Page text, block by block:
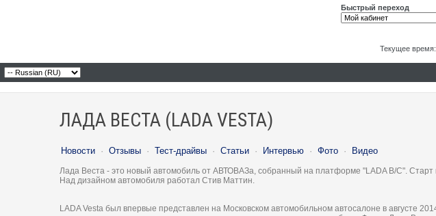
Быстрый переход
Текущее время:
ЛАДА ВЕСТА (LADA VESTA)
Новости · Отзывы · Тест-драйвы · Статьи · Интервью · Фото · Видео
Лада Веста - это новый автомобиль от АВТОВАЗа, собранный на платформе "LADA B/C". Старт
Над дизайном автомобиля работал Стив Маттин.
LADA Vesta был впервые представлен на Московском автомобильном автосалоне в августе